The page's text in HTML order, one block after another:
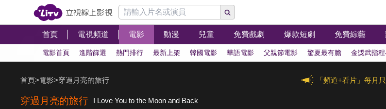
首頁 電視頻道 電影 動漫 兒童 免費戲劇 爆款短劇 免費綜藝
電影首頁 進階篩選 熱門排行 最新上架 韓國電影 華語電影 父親節電影 驚夏最有膽 金獎武指
「頻道+看片」每月
首頁>電影>穿過月亮的旅行
穿過月亮的旅行 I Love You to the Moon and Back